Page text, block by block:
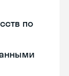
по